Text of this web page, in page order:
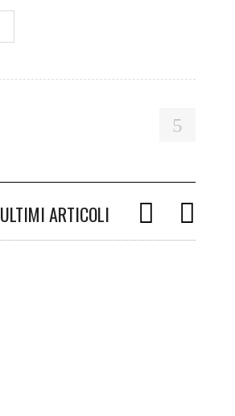
ULTIMI ARTICOLI